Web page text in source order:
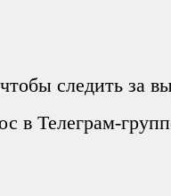
следить за
в Телеграм-